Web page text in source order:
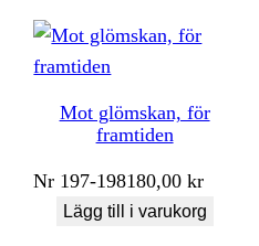
Mot glömskan, för
framtiden
Nr 197-198180,00kr
Lägg till i varukorg